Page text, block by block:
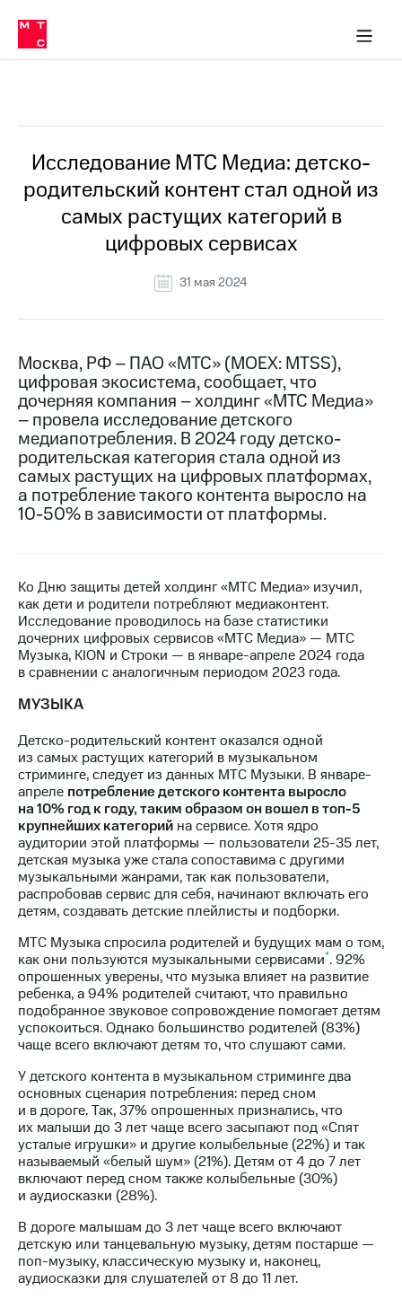
Медиа-центр
и акционерам
Устойчивое развитие
Комплаенс и деловая этика
компании
Карьера
История
компании
Руководство
региона
информация
Медиа-центр
Пресс-
релизы
МТС
о технологиях
Достижения
Интервью
Контакты
Новости
в
регионе
и акционерам
управление
Корпоративный
секретарь
Раскрытие
информации
Информация
акционерам
Документы
ПАО
"МТС"
акционеров
Личный
кабинет
акционера
Акционерный
капитал
Контроль
аудит
Рынок
акций
Описание
Программа
приобретения
Порядок
акций
Дивиденды
Рынок
облигаций
в МТС
Пресс-
релизы
МТС
о технологиях
Исследование МТС Медиа: детско-
родительский контент стал одной из
самых растущих категорий в
цифровых сервисах
31 мая 2024
Москва, РФ – ПАО «МТС» (MOEX: MTSS),
цифровая экосистема, сообщает, что
дочерняя компания – холдинг «МТС Медиа»
– провела исследование детского
медиапотребления. В 2024 году детско-
родительская категория стала одной из
самых растущих на цифровых платформах,
а потребление такого контента выросло на
10-50% в зависимости от платформы.
Ко Дню защиты детей холдинг «МТС Медиа» изучил,
как дети и родители потребляют медиаконтент.
Исследование проводилось на базе статистики
дочерних цифровых сервисов «МТС Медиа» — МТС
Музыка, KION и Строки — в январе-апреле 2024 года
в сравнении с аналогичным периодом 2023 года.
МУЗЫКА
Детско-родительский контент оказался одной
из самых растущих категорий в музыкальном
стриминге, следует из данных МТС Музыки. В январе-
апреле потребление детского контента выросло
на 10% год к году, таким образом он вошел в топ-5
крупнейших категорий на сервисе. Хотя ядро
аудитории этой платформы — пользователи 25-35 лет,
детская музыка уже стала сопоставима с другими
музыкальными жанрами, так как пользователи,
распробовав сервис для себя, начинают включать его
детям, создавать детские плейлисты и подборки.
МТС Музыка спросила родителей и будущих мам о том,
как они пользуются музыкальными сервисами*. 92%
опрошенных уверены, что музыка влияет на развитие
ребенка, а 94% родителей считают, что правильно
подобранное звуковое сопровождение помогает детям
успокоиться. Однако большинство родителей (83%)
чаще всего включают детям то, что слушают сами.
У детского контента в музыкальном стриминге два
основных сценария потребления: перед сном
и в дороге. Так, 37% опрошенных признались, что
их малыши до 3 лет чаще всего засыпают под «Спят
усталые игрушки» и другие колыбельные (22%) и так
называемый «белый шум» (21%). Детям от 4 до 7 лет
включают перед сном также колыбельные (30%)
и аудиосказки (28%).
В дороге малышам до 3 лет чаще всего включают
детскую или танцевальную музыку, детям постарше —
поп-музыку, классическую музыку и, наконец,
аудиосказки для слушателей от 8 до 11 лет.